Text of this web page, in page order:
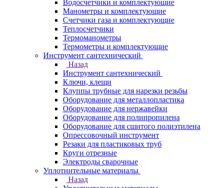
Водосчетчики и комплектующие
Манометры и комплектующие
Счетчики газа и комплектующие
Теплосчетчики
Термоманометры
Термометры и комплектующие
Инструмент сантехнический
Назад
Инструмент сантехнический
Ключи, клещи
Клуппы трубные для нарезки резьбы
Оборудование для металлопластика
Оборудование для нержавейки
Оборудование для полипропилена
Оборудование для сшитого полиэтилена
Опрессовочный инструмент
Резаки для пластиковых труб
Круги отрезные
Электроды сварочные
Уплотнительные материалы
Назад